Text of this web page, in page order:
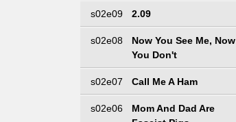
s02e09 2.09
s02e08
Now You See Me, Now
You Don't
s02e07 Call Me A Ham
s02e06
Mom And Dad Are